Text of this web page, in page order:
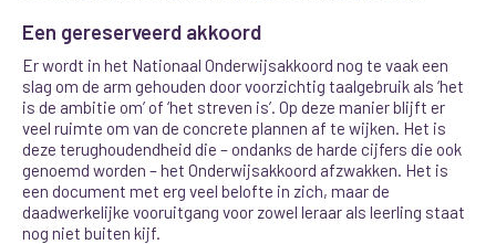
Een gereserveerd akkoord
Er wordt in het Nationaal Onderwijsakkoord nog te vaak een
slag om de arm gehouden door voorzichtig taalgebruik als ‘het
is de ambitie om’ of ‘het streven is’. Op deze manier blijft er
veel ruimte om van de concrete plannen af te wijken. Het is
deze terughoudendheid die – ondanks de harde cijfers die ook
genoemd worden – het Onderwijsakkoord afzwakken. Het is
een document met erg veel belofte in zich, maar de
daadwerkelijke vooruitgang voor zowel leraar als leerling staat
nog niet buiten kijf.